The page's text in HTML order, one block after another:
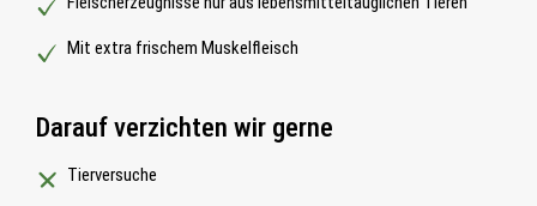
Mit extra frischem Muskelfleisch
Darauf verzichten wir gerne
Tierversuche